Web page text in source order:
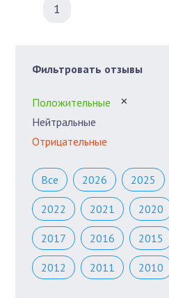
1
Фильтровать отзывы
Положительные ✕
Нейтральные
Отрицательные
Все 2026 2025
2022 2021 2020
2017 2016 2015
2012 2011 2010